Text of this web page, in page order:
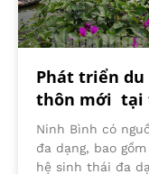
Phát triển du
thôn mới tại
Ninh Bình có
đa dạng, bao
hệ sinh thái đa